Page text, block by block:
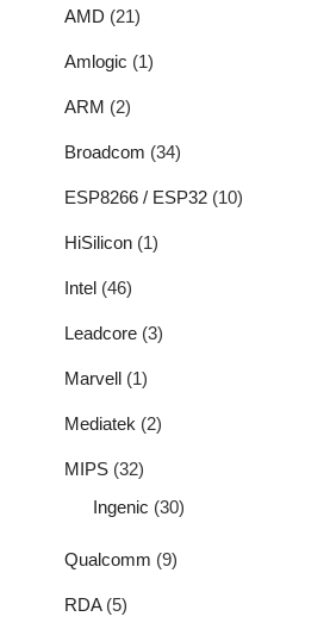
AMD (21)
Amlogic (1)
ARM (2)
Broadcom (34)
ESP8266 / ESP32 (10)
HiSilicon (1)
Intel (46)
Leadcore (3)
Marvell (1)
Mediatek (2)
MIPS (32)
Ingenic (30)
Qualcomm (9)
RDA(5)